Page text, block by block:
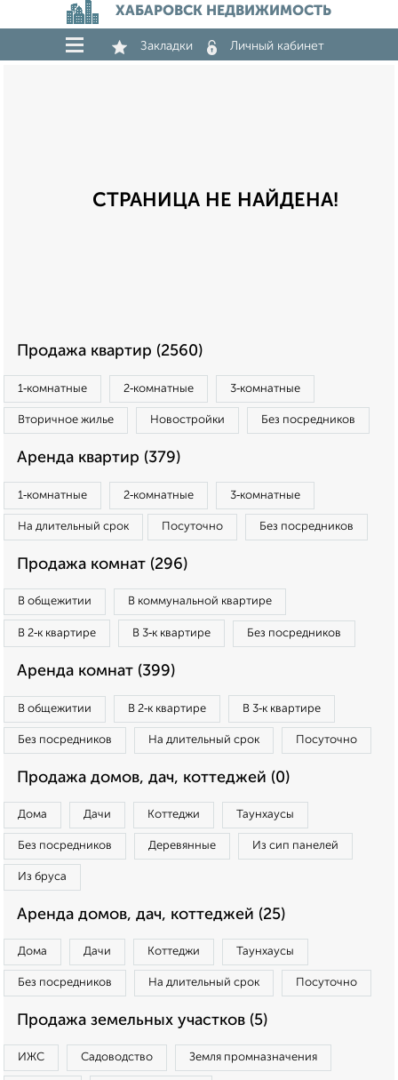
ХАБАРОВСК НЕДВИЖИМОСТЬ
Закладки Личный кабинет
СТРАНИЦА НЕ НАЙДЕНА!
Продажа квартир (2560)
1‑комнатные 2‑комнатные 3‑комнатные
Вторичное жилье Новостройки Без посредников
Аренда квартир (379)
1‑комнатные 2‑комнатные 3‑комнатные
На длительный срок Посуточно Без посредников
Продажа комнат (296)
В общежитии В коммунальной квартире
В 2‑к квартире В 3‑к квартире Без посредников
Аренда комнат (399)
В общежитии В 2‑к квартире В 3‑к квартире
Без посредников На длительный срок Посуточно
Продажа домов, дач, коттеджей (0)
Дома Дачи Коттеджи Таунхаусы
Без посредников Деревянные Из сип панелей
Из бруса
Аренда домов, дач, коттеджей (25)
Дома Дачи Коттеджи Таунхаусы
Без посредников На длительный срок Посуточно
Продажа земельных участков (5)
ИЖС Садоводство Земля промназначения